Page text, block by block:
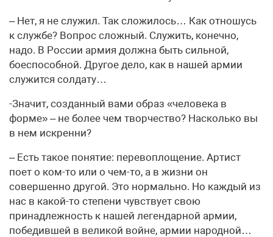
– Нет, я не служил. Так сложилось… Как отношусь
к службе? Вопрос сложный. Служить, конечно,
надо. В России армия должна быть сильной,
боеспособной. Другое дело, как в нашей армии
служится солдату…
-Значит, созданный вами образ «человека в
форме» – не более чем творчество? Насколько вы
в нем искренни?
– Есть такое понятие: перевоплощение. Артист
поет о ком-то или о чем-то, а в жизни он
совершенно другой. Это нормально. Но каждый из
нас в какой-то степени чувствует свою
принадлежность к нашей легендарной армии,
победившей в великой войне, армии народной…